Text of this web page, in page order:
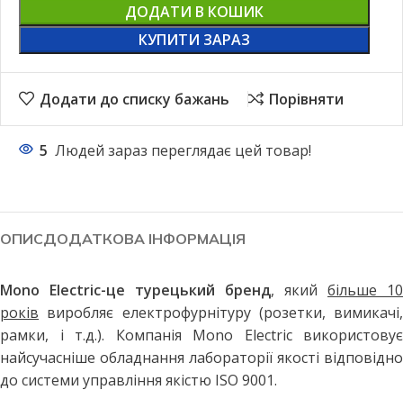
ДОДАТИ В КОШИК
КУПИТИ ЗАРАЗ
Додати до списку бажань Порівняти
5 Людей зараз переглядає цей товар!
ОПИСДОДАТКОВА ІНФОРМАЦІЯ
Mono Electric-це турецький бренд, який більше 10
років виробляє електрофурнітуру (розетки, вимикачі,
рамки, і т.д.). Компанія Mono Electric використовує
найсучасніше обладнання лабораторії якості відповідно
до системи управління якістю ISO 9001.